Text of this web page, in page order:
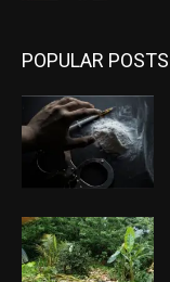
POPULAR POSTS